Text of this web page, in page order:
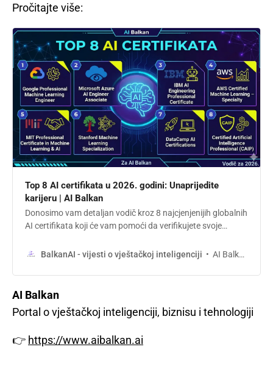
Pročitajte više:
Top 8 AI certifikata u 2026. godini: Unaprijedite
karijeru | AI Balkan
Donosimo vam detaljan vodič kroz 8 najcjenjenijih globalnih
AI certifikata koji će vam pomoći da verifikujete svoje
vještačku inteligenciju u realno poslovanje.
BalkanAI - vijesti o vještačkoj inteligenciji AI Balkan
AI Balkan
Portal o vještačkoj inteligenciji, biznisu i tehnologiji
👉 https://www.aibalkan.ai